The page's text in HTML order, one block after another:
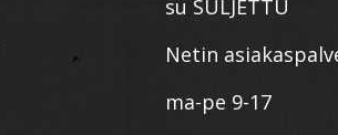
su SULJETTU
Netin
ma-pe 9-17